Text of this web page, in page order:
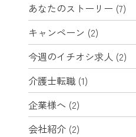
あなたのストーリー (7)
キャンペーン (2)
今週のイチオシ求人 (2)
介護士転職(1)
企業様へ (2)
会社紹介 (2)